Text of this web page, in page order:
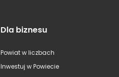
Dla biznesu
Powiat w liczbach
Inwestuj w Powiecie